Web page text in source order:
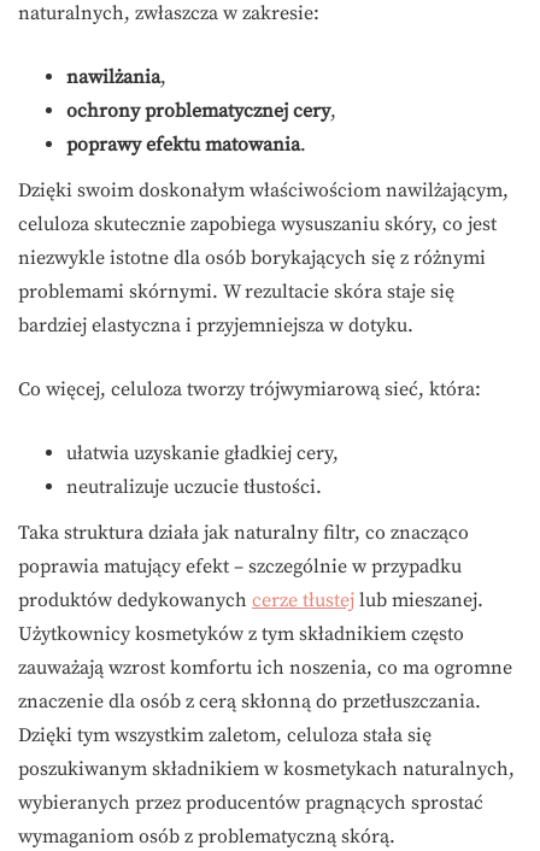
naturalnych, zwłaszcza w zakresie:
nawilżania,
ochrony problematycznej cery,
poprawy efektu matowania.
Dzięki swoim doskonałym właściwościom nawilżającym,
celuloza skutecznie zapobiega wysuszaniu skóry, co jest
niezwykle istotne dla osób borykających się z różnymi
problemami skórnymi. W rezultacie skóra staje się
bardziej elastyczna i przyjemniejsza w dotyku.
Co więcej, celuloza tworzy trójwymiarową sieć, która:
ułatwia uzyskanie gładkiej cery,
neutralizuje uczucie tłustości.
Taka struktura działa jak naturalny filtr, co znacząco
poprawia matujący efekt – szczególnie w przypadku
produktów dedykowanych cerze tłustej lub mieszanej.
Użytkownicy kosmetyków z tym składnikiem często
zauważają wzrost komfortu ich noszenia, co ma ogromne
znaczenie dla osób z cerą skłonną do przetłuszczania.
Dzięki tym wszystkim zaletom, celuloza stała się
poszukiwanym składnikiem w kosmetykach naturalnych,
wybieranych przez producentów pragnących sprostać
wymaganiom osób z problematyczną skórą.